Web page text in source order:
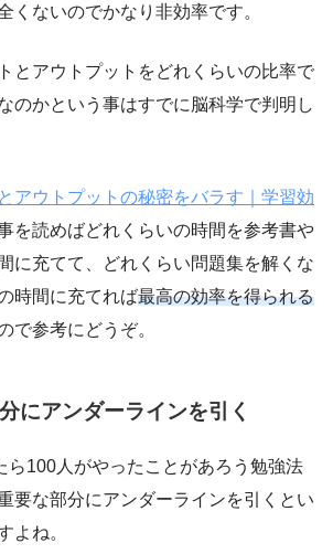
くないのでかなり非効率です。
とアウトプットをどれくらいの比率で
のかという事はすでに脳科学で判明し
アウトプットの秘密をバラす｜学習効
を読めばどれくらいの時間を参考書や
に充てて、どれくらい問題集を解くな
時間に充てれば最高の効率を得られる
で参考にどうぞ。
にアンダーラインを引く
ら100人がやったことがあろう勉強法
要な部分にアンダーラインを引くとい
よね。